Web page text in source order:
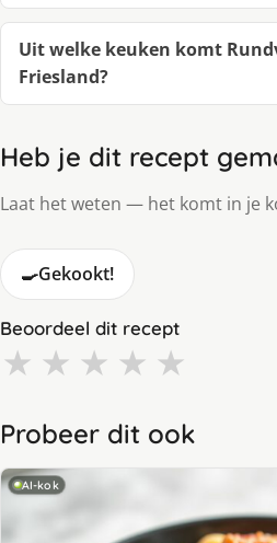
Uit welke keuken komt
Friesland?
Heb je dit recept
Laat het weten — het komt in je
🍳Gekookt!
Beoordeel dit recept
★ ★ ★ ★ ★
Probeer dit ook
AI-kok